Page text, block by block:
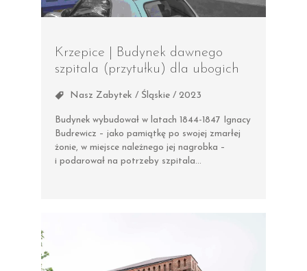
Krzepice | Budynek dawnego
szpitala (przytułku) dla ubogich
Nasz Zabytek / Śląskie / 2023
Budynek wybudował w latach 1844-1847 Ignacy
Budrewicz – jako pamiątkę po swojej zmarłej
żonie, w miejsce należnego jej nagrobka –
i podarował na potrzeby szpitala…